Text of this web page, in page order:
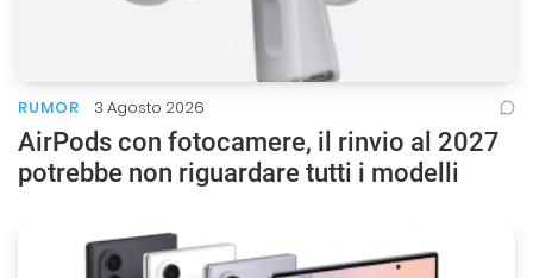
RUMOR 3 Agosto 2026
AirPods con fotocamere, il rinvio al 2027
potrebbe non riguardare tutti i modelli